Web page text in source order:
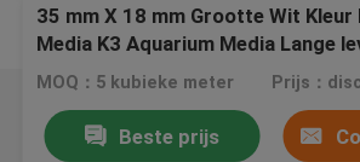
35 mm X 18 mm Grootte Wit
Media K3 Aquarium Media Lange
MOQ：5 kubieke meter
Beste prijs